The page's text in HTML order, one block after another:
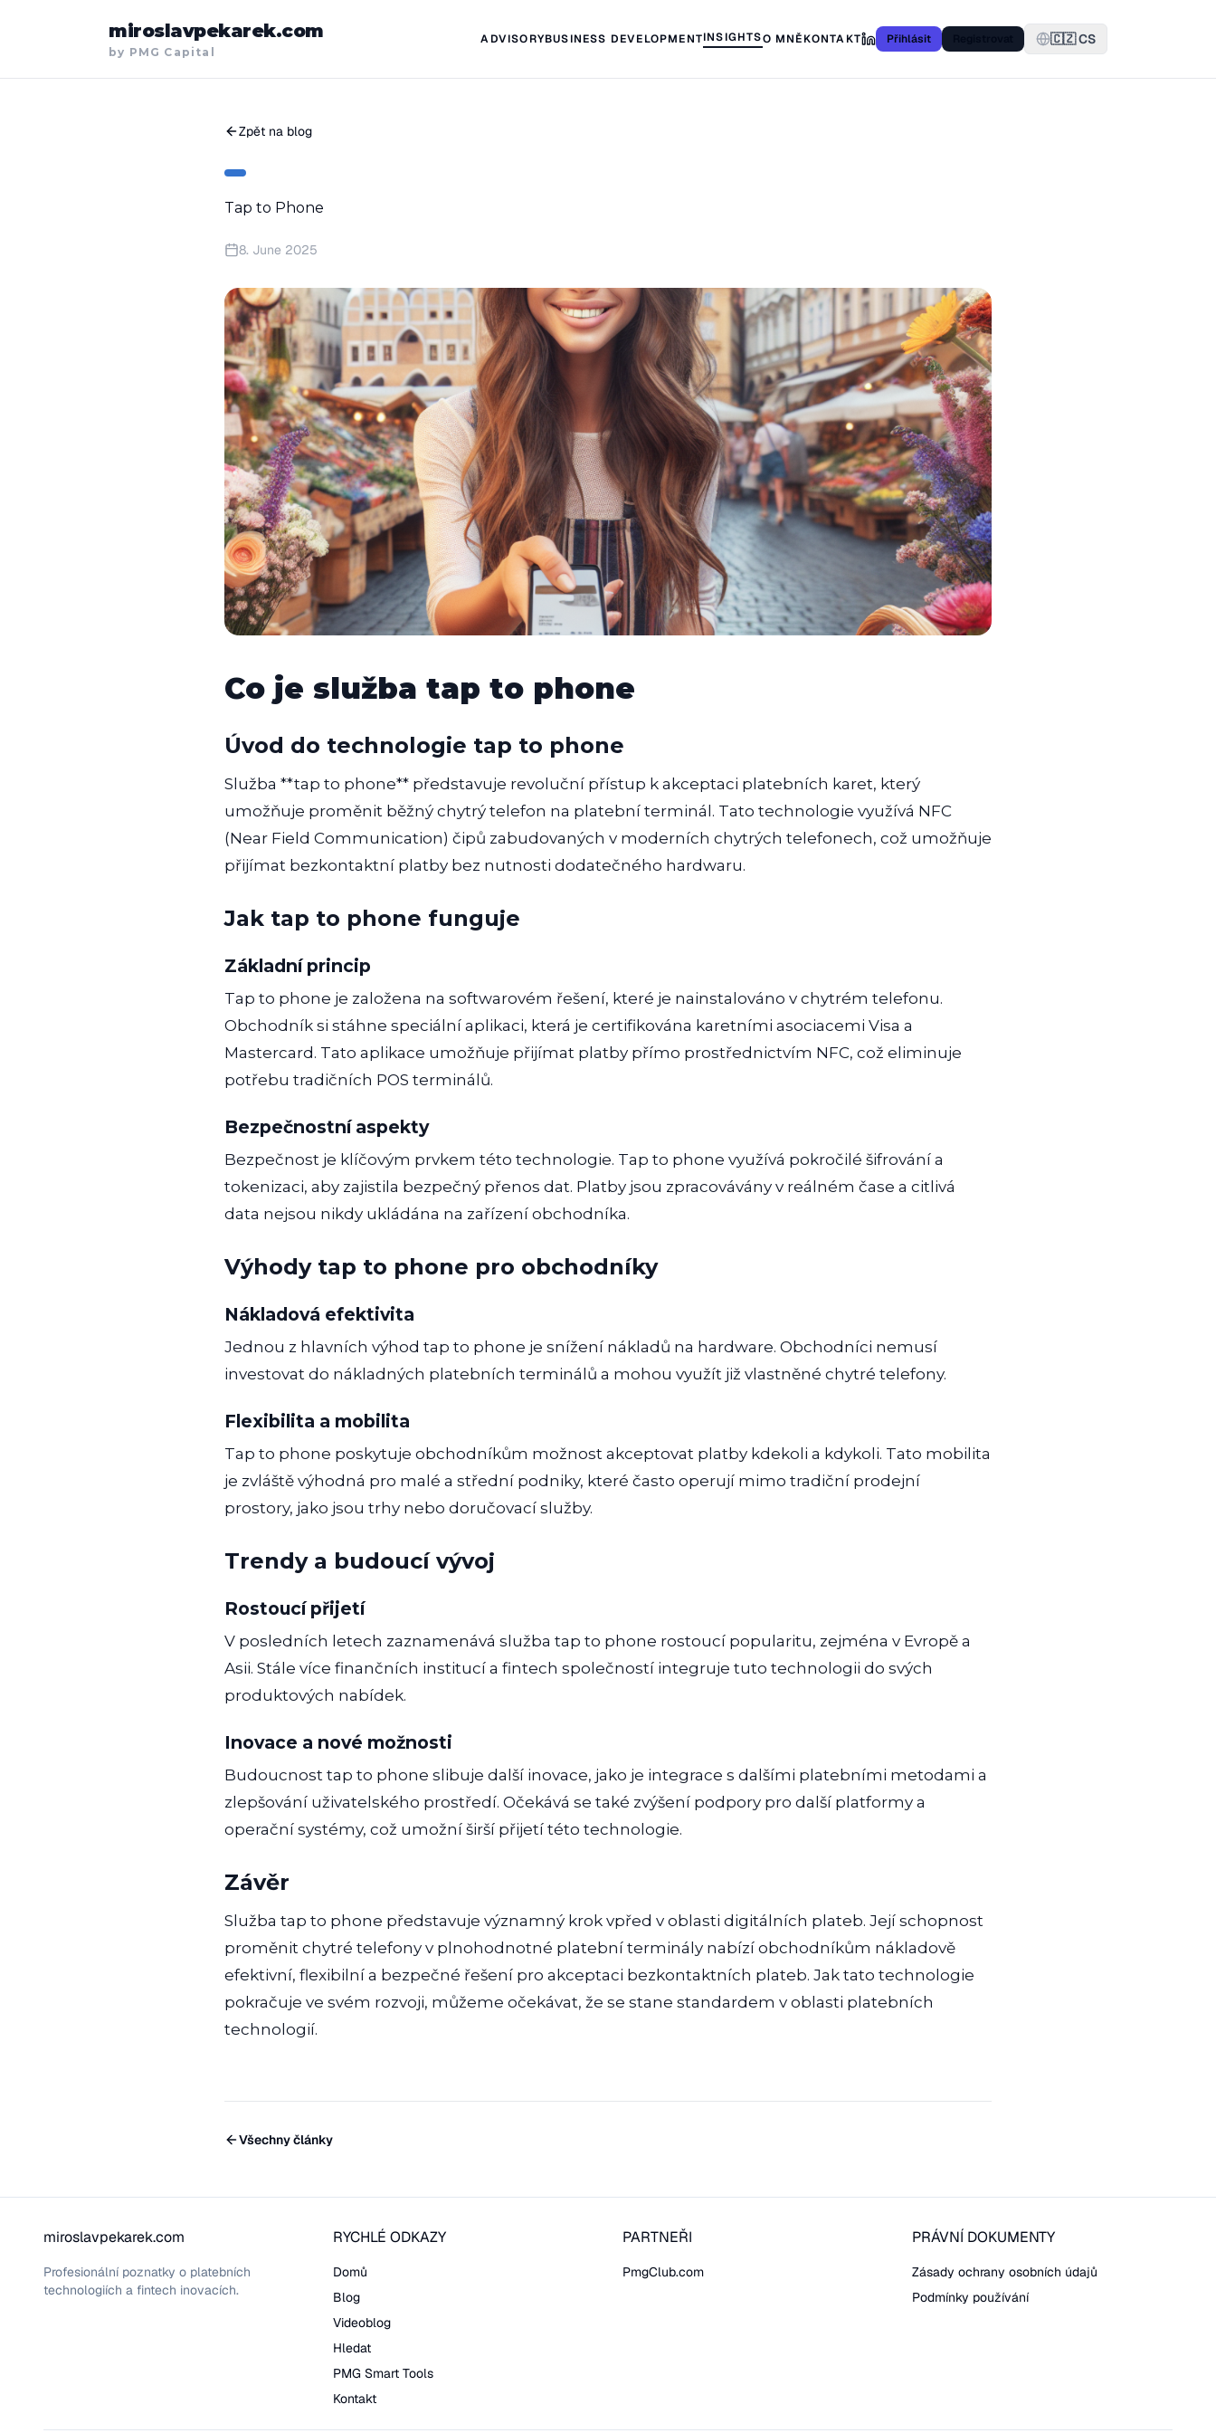
miroslavpekarek.com
by PMG Capital
ADVISORYBUSINESS DEVELOPMENTINSIGHTSO MNĚKONTAKT Přihlásit 🇨🇿 CS
Zpět na blog
Tap to Phone
8. June 2025
Co je služba tap to phone
Úvod do technologie tap to phone
Služba **tap to phone** představuje revoluční přístup k akceptaci platebních karet, který
umožňuje proměnit běžný chytrý telefon na platební terminál. Tato technologie využívá NFC
(Near Field Communication) čipů zabudovaných v moderních chytrých telefonech, což umožňuje
přijímat bezkontaktní platby bez nutnosti dodatečného hardwaru.
Jak tap to phone funguje
Základní princip
Tap to phone je založena na softwarovém řešení, které je nainstalováno v chytrém telefonu.
Obchodník si stáhne speciální aplikaci, která je certifikována karetními asociacemi Visa a
Mastercard. Tato aplikace umožňuje přijímat platby přímo prostřednictvím NFC, což eliminuje
potřebu tradičních POS terminálů.
Bezpečnostní aspekty
Bezpečnost je klíčovým prvkem této technologie. Tap to phone využívá pokročilé šifrování a
tokenizaci, aby zajistila bezpečný přenos dat. Platby jsou zpracovávány v reálném čase a citlivá
data nejsou nikdy ukládána na zařízení obchodníka.
Výhody tap to phone pro obchodníky
Nákladová efektivita
Jednou z hlavních výhod tap to phone je snížení nákladů na hardware. Obchodníci nemusí
investovat do nákladných platebních terminálů a mohou využít již vlastněné chytré telefony.
Flexibilita a mobilita
Tap to phone poskytuje obchodníkům možnost akceptovat platby kdekoli a kdykoli. Tato mobilita
je zvláště výhodná pro malé a střední podniky, které často operují mimo tradiční prodejní
prostory, jako jsou trhy nebo doručovací služby.
Trendy a budoucí vývoj
Rostoucí přijetí
V posledních letech zaznamenává služba tap to phone rostoucí popularitu, zejména v Evropě a
Asii. Stále více finančních institucí a fintech společností integruje tuto technologii do svých
produktových nabídek.
Inovace a nové možnosti
Budoucnost tap to phone slibuje další inovace, jako je integrace s dalšími platebními metodami a
zlepšování uživatelského prostředí. Očekává se také zvýšení podpory pro další platformy a
operační systémy, což umožní širší přijetí této technologie.
Závěr
Služba tap to phone představuje významný krok vpřed v oblasti digitálních plateb. Její schopnost
proměnit chytré telefony v plnohodnotné platební terminály nabízí obchodníkům nákladově
efektivní, flexibilní a bezpečné řešení pro akceptaci bezkontaktních plateb. Jak tato technologie
pokračuje ve svém rozvoji, můžeme očekávat, že se stane standardem v oblasti platebních
technologií.
Všechny články
miroslavpekarek.com
Profesionální poznatky o platebních
technologiích a fintech inovacích.
RYCHLÉ ODKAZY
Domů
Blog
Videoblog
Hledat
PMG Smart Tools
Kontakt
PARTNEŘI
PmgClub.com
PRÁVNÍ DOKUMENTY
Zásady ochrany osobních údajů
Podmínky používání